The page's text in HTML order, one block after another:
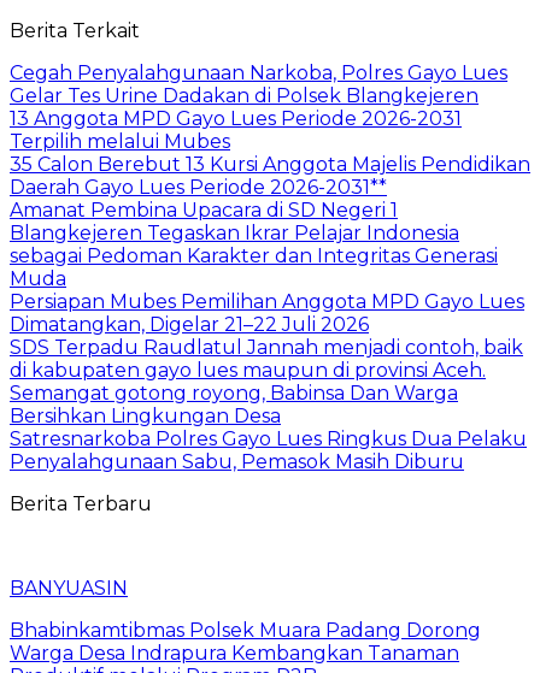
Berita Terkait
Cegah Penyalahgunaan Narkoba, Polres Gayo Lues
Gelar Tes Urine Dadakan di Polsek Blangkejeren
13 Anggota MPD Gayo Lues Periode 2026-2031
Terpilih melalui Mubes
35 Calon Berebut 13 Kursi Anggota Majelis Pendidikan
Daerah Gayo Lues Periode 2026-2031**
Amanat Pembina Upacara di SD Negeri 1
Blangkejeren Tegaskan Ikrar Pelajar Indonesia
sebagai Pedoman Karakter dan Integritas Generasi
Muda
Persiapan Mubes Pemilihan Anggota MPD Gayo Lues
Dimatangkan, Digelar 21–22 Juli 2026
SDS Terpadu Raudlatul Jannah menjadi contoh, baik
di kabupaten gayo lues maupun di provinsi Aceh.
Semangat gotong royong, Babinsa Dan Warga
Bersihkan Lingkungan Desa
Satresnarkoba Polres Gayo Lues Ringkus Dua Pelaku
Penyalahgunaan Sabu, Pemasok Masih Diburu
Berita Terbaru
BANYUASIN
Bhabinkamtibmas Polsek Muara Padang Dorong
Warga Desa Indrapura Kembangkan Tanaman